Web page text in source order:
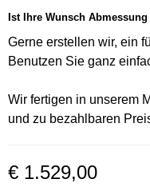
Ist Ihre Wunsch
Gerne erstellen wir, ein
Benutzen Sie ganz
Wir fertigen in unserem
und zu bezahlbaren
€ 1.529,00